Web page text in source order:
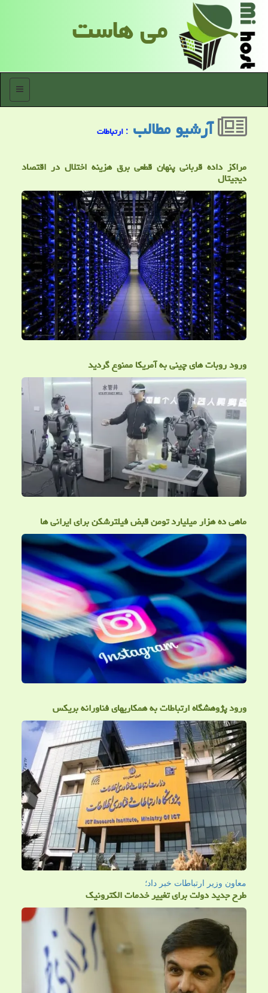
می هاست
منو
آرشیو مطالب : ارتباطات
مراکز داده قربانی پنهان قطعی برق هزینه اختلال در اقتصاد
دیجیتال
ورود روبات های چینی به آمریکا ممنوع گردید
ماهی ده هزار میلیارد تومن قبض فیلترشکن برای ایرانی ها
ورود پژوهشگاه ارتباطات به همکاریهای فناورانه بریکس
معاون وزیر ارتباطات خبر داد؛
طرح جدید دولت برای تغییر خدمات الکترونیک